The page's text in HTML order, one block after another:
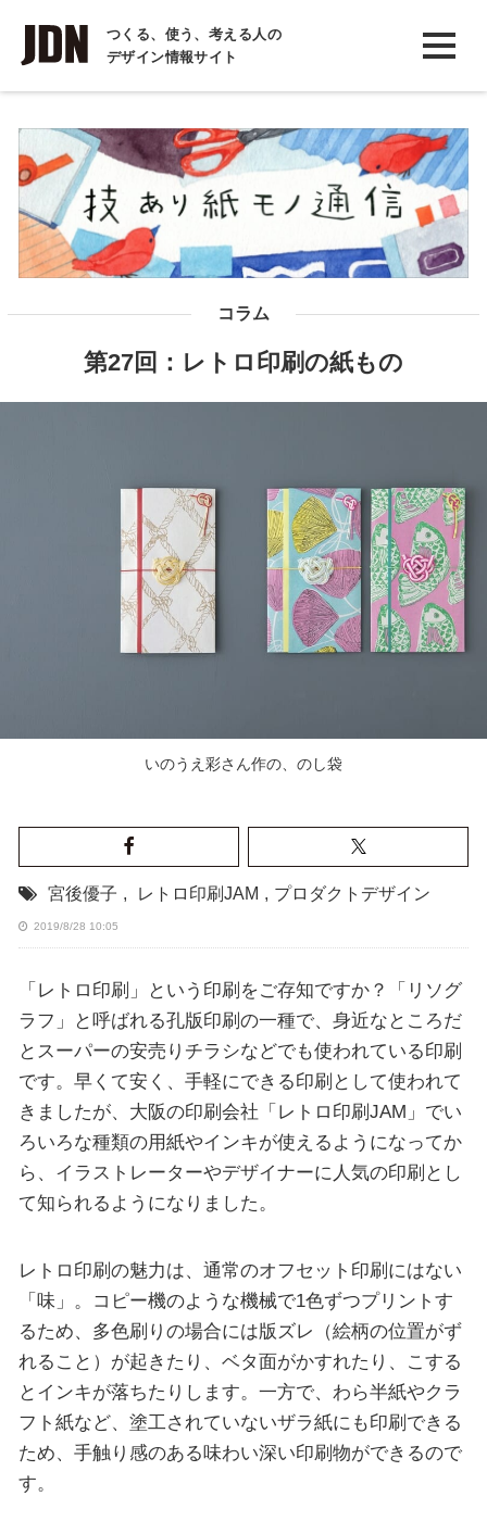
つくる、使う、考える人の
デザイン情報サイト
INTERVIEW
インタビュー
REPORT
レポート
COLUMN
コラム
コラム
第27回：レトロ印刷の紙もの
いのうえ彩さん作の、のし袋
宮後優子 , レトロ印刷JAM , プロダクトデザイン
2019/8/28 10:05
「レトロ印刷」という印刷をご存知ですか？「リソグ
ラフ」と呼ばれる孔版印刷の一種で、身近なところだ
とスーパーの安売りチラシなどでも使われている印刷
です。早くて安く、手軽にできる印刷として使われて
きましたが、大阪の印刷会社「レトロ印刷JAM」でい
ろいろな種類の用紙やインキが使えるようになってか
ら、イラストレーターやデザイナーに人気の印刷とし
て知られるようになりました。
レトロ印刷の魅力は、通常のオフセット印刷にはない
「味」。コピー機のような機械で1色ずつプリントす
るため、多色刷りの場合には版ズレ（絵柄の位置がず
れること）が起きたり、ベタ面がかすれたり、こする
とインキが落ちたりします。一方で、わら半紙やクラ
フト紙など、塗工されていないザラ紙にも印刷できる
ため、手触り感のある味わい深い印刷物ができるので
す。